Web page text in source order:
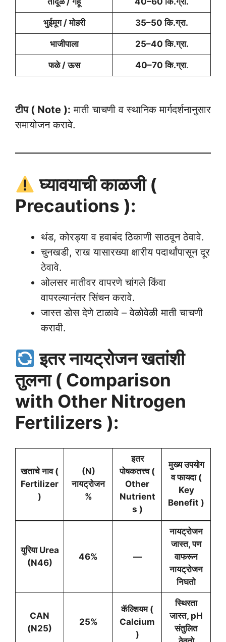
भुईमूग / मोहरी 35–50 कि.ग्रा.
भाजीपाला 25–40 कि.ग्रा.
फळे / ऊस 40–70 कि.ग्रा.
टीप ( Note ): माती चाचणी व स्थानिक मार्गदर्शनानुसार
समायोजन करावे.
घ्यावयाची काळजी (
Precautions ):
थंड, कोरड्या व हवाबंद ठिकाणी साठवून ठेवावे.
चुनखडी, राख यासारख्या क्षारीय पदार्थांपासून दूर
ठेवावे.
ओलसर मातीवर वापरणे चांगले किंवा
वापरल्यानंतर सिंचन करावे.
जास्त डोस देणे टाळावे – वेळोवेळी माती चाचणी
करावी.
इतर नायट्रोजन खतांशी
तुलना ( Comparison
with Other Nitrogen
Fertilizers ):
खताचे नाव(
Fertilizer
)
(N)
नायट्रोजन
%
इतर
पोषकतत्त्व (
Other
Nutrient
s )
मुख्य उपयोग
व फायदा(
Key
Benefit )
युरिया Urea
(N46)
46% —
नायट्रोजन
जास्त, पण
वाफरून
नायट्रोजन
निघतो
CAN
(N25)
25%
कॅल्शियम(
Calcium
)
स्थिरता
जास्त, pH
संतुलित